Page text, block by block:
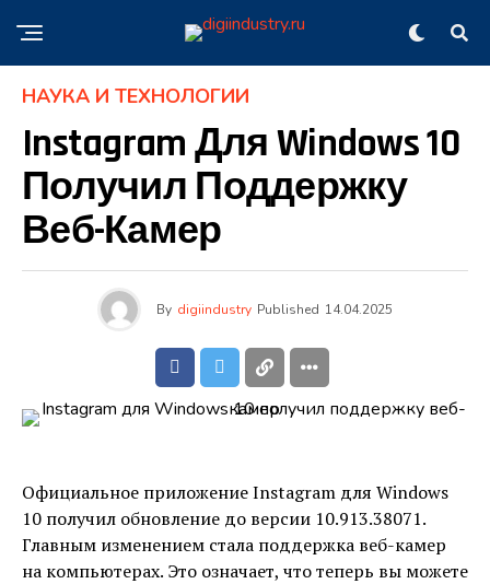
НАУКА И ТЕХНОЛОГИИ
Instagram Для Windows 10
Получил Поддержку
Веб-Камер
By digiindustry Published 14.04.2025
Официальное приложение Instagram для Windows
10 получил обновление до версии 10.913.38071.
Главным изменением стала поддержка веб-камер
на компьютерах. Это означает, что теперь вы можете